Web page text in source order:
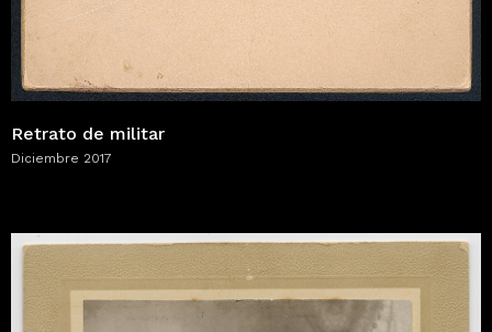
Retrato de militar
Diciembre 2017